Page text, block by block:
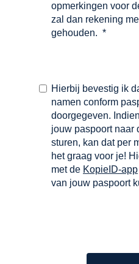
opmerkingen voor
zal dan rekening
gehouden. *
Hierbij bevestig ik
namen conform
doorgegeven.
jouw paspoort naar
sturen, kan dat per
het graag voor je!
met de KopieID-app
van jouw paspoort